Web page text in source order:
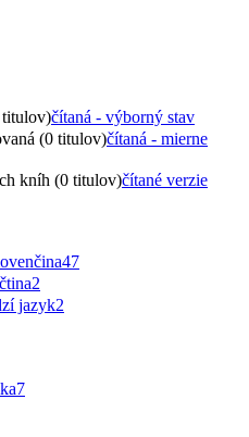
titulov)čítaná - výborný stav
(0 titulov)čítaná - mierne
kníh (0 titulov)čítané verzie
47
2
jazyk2
7